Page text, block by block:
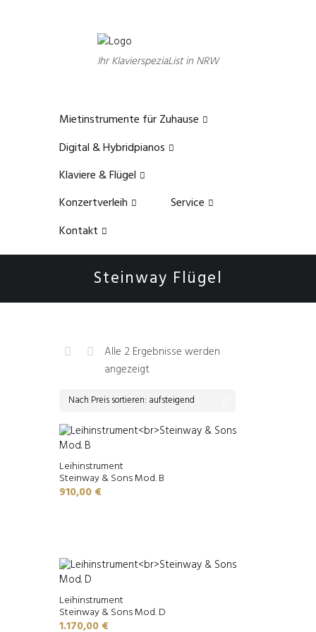
Ihr KlavierspeziaList in NRW
Mietinstrumente für Zuhause
Digital & Hybridpianos
Klaviere & Flügel
Konzertverleih
Service
Kontakt
Steinway Flügel
Alle 2 Ergebnisse werden
angezeigtNach
sortiert:
aufsteigend
Leihinstrument
Steinway & Sons Mod. B
910,00 €
Leihinstrument
Steinway & Sons Mod. D
1.170,00 €